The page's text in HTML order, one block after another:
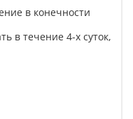
в конечности
в течение 4-х суток,